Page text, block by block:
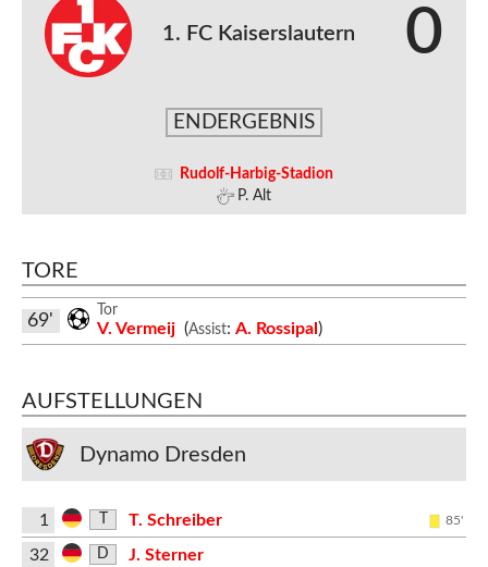
1. FC Kaiserslautern 0
ENDERGEBNIS
Rudolf-Harbig-Stadion
P. Alt
TORE
Tor
V. Vermeij (Assist: A. Rossipal)
69'
AUFSTELLUNGEN
Dynamo Dresden
1 T. Schreiber 85'
32 D
J. Sterner